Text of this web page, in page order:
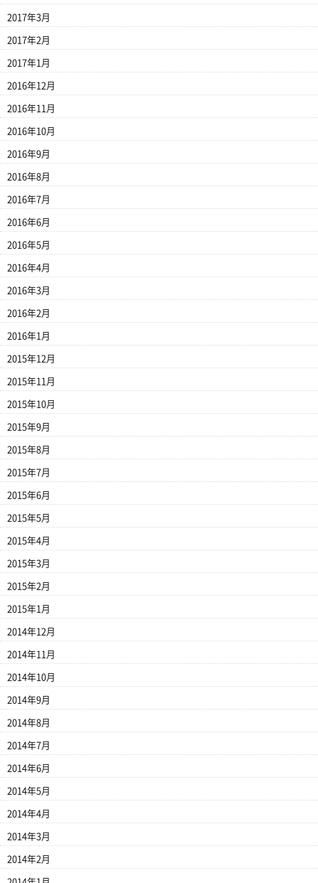
2017年3月
2017年2月
2017年1月
2016年12月
2016年11月
2016年10月
2016年9月
2016年8月
2016年7月
2016年6月
2016年5月
2016年4月
2016年3月
2016年2月
2016年1月
2015年12月
2015年11月
2015年10月
2015年9月
2015年8月
2015年7月
2015年6月
2015年5月
2015年4月
2015年3月
2015年2月
2015年1月
2014年12月
2014年11月
2014年10月
2014年9月
2014年8月
2014年7月
2014年6月
2014年5月
2014年4月
2014年3月
2014年2月